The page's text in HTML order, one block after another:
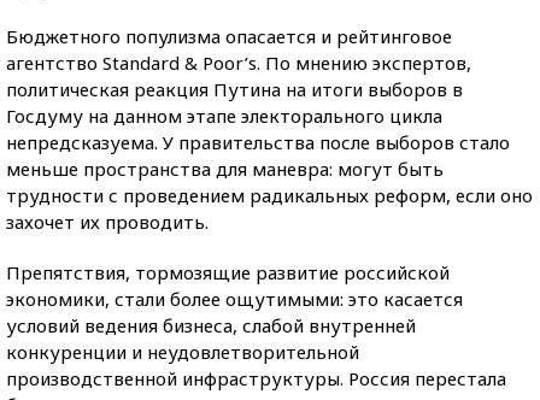
Бюджетного популизма опасается и рейтинговое
агентство Standard & Poor’s. По мнению экспертов,
политическая реакция Путина на итоги выборов в
Госдуму на данном этапе электорального цикла
непредсказуема. У правительства после выборов стало
меньше пространства для маневра: могут быть
трудности с проведением радикальных реформ, если оно
захочет их проводить.
Препятствия, тормозящие развитие российской
экономики, стали более ощутимыми: это касается
условий ведения бизнеса, слабой внутренней
конкуренции и неудовлетворительной
производственной инфраструктуры. Россия перестала